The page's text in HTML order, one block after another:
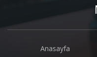
Anasayfa